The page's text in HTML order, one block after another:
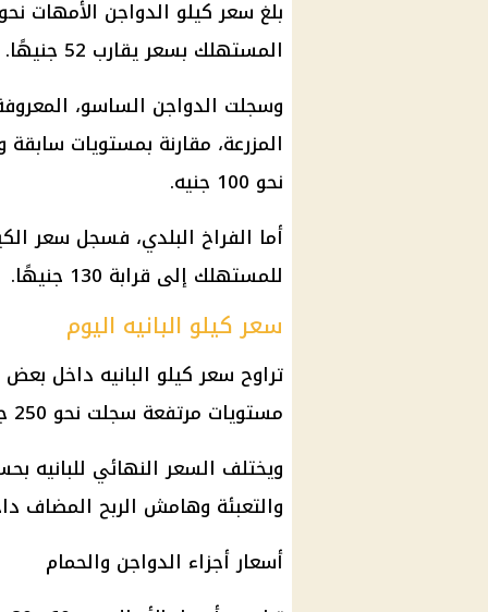
المستهلك بسعر يقارب 52 جنيهًا.
نحو 100 جنيه.
للمستهلك إلى قرابة 130 جنيهًا.
سعر كيلو البانيه اليوم
تراوح سعر كيلو البانيه
مستويات مرتفعة سجلت نحو 250 جنيهًا خلال فترات سابقة.
ويختلف السعر النهائي للبانيه
والتعبئة وهامش الربح المضاف
أسعار أجزاء الدواجن والحمام